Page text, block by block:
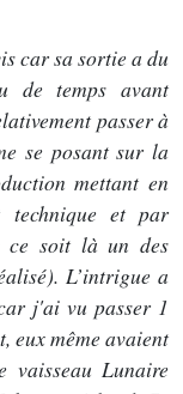
car sa sortie a du
de temps avant
passer à
se posant sur la
mettant en
et par
ce soit là un des
L’intrigue a
j'ai vu passer 1
eux même avaient
Lunaire